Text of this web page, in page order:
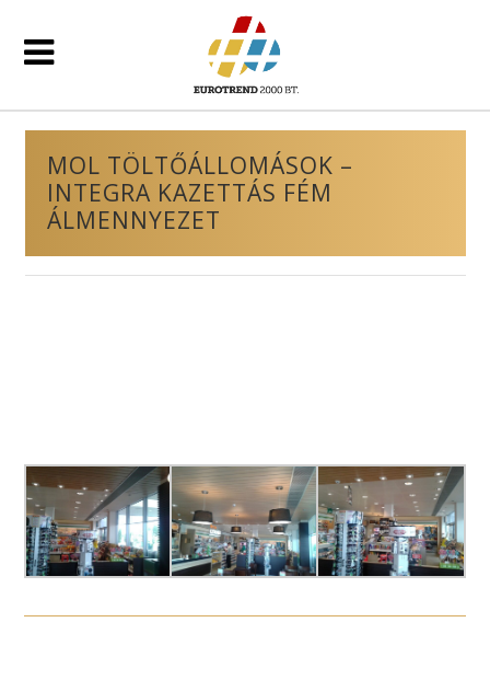
MOL TÖLTŐÁLLOMÁSOK –
INTEGRA KAZETTÁS FÉM
ÁLMENNYEZET